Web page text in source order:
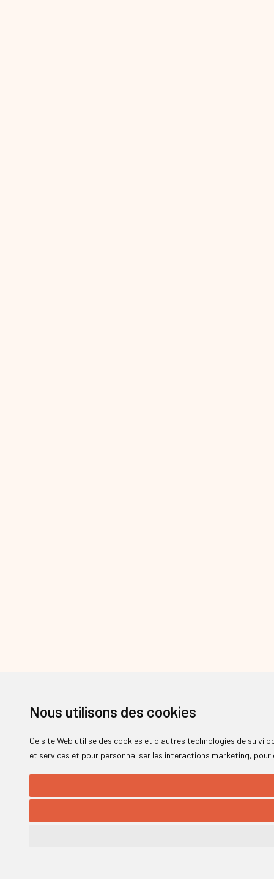
Nous utilisons des cookies
Ce site Web utilise des cookies et d'autres technologies de suivi
et services et pour personnaliser les interactions marketing, pour